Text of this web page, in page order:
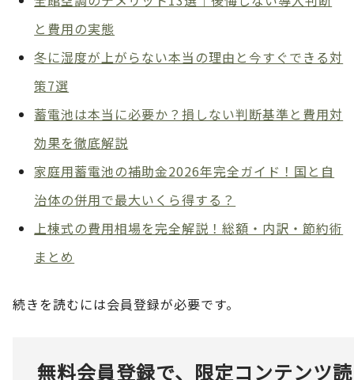
と費用の実態
冬に湿度が上がらない本当の理由と今すぐできる対
策7選
蓄電池は本当に必要か？損しない判断基準と費用対
効果を徹底解説
家庭用蓄電池の補助金2026年完全ガイド！国と自
治体の併用で最大いくら得する？
上棟式の費用相場を完全解説！総額・内訳・節約術
まとめ
続きを読むには会員登録が必要です。
無料会員登録で、限定コンテンツ読